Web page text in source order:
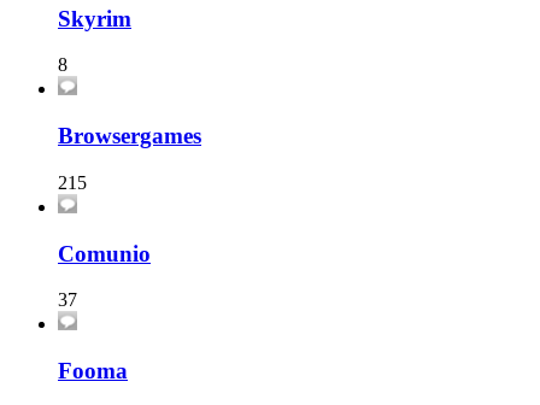
Skyrim
8
Browsergames
215
Comunio
37
Fooma